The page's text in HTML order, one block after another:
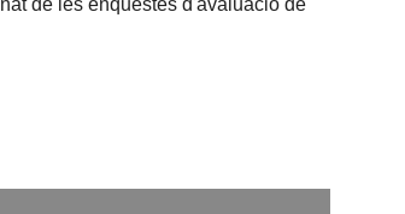
de les enquestes d'avaluació de